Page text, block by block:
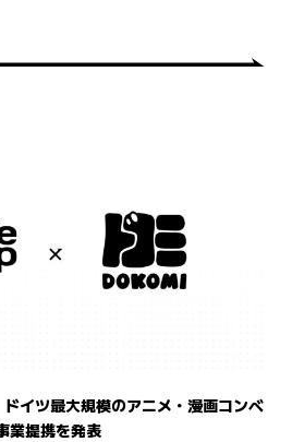
ツ最大規模のアニメ・漫画コンベ
業提携を発表